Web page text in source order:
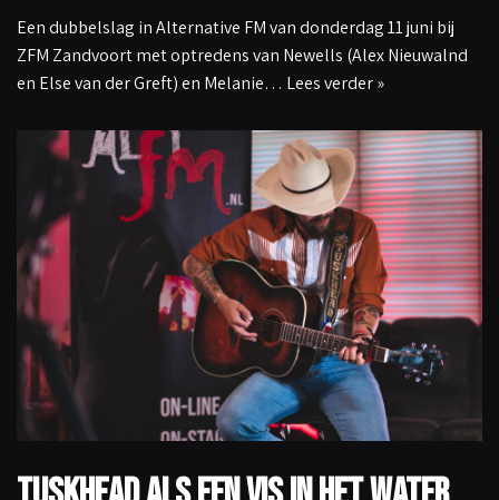
Een dubbelslag in Alternative FM van donderdag 11 juni bij
ZFM Zandvoort met optredens van Newells (Alex Nieuwalnd
en Else van der Greft) en Melanie… Lees verder »